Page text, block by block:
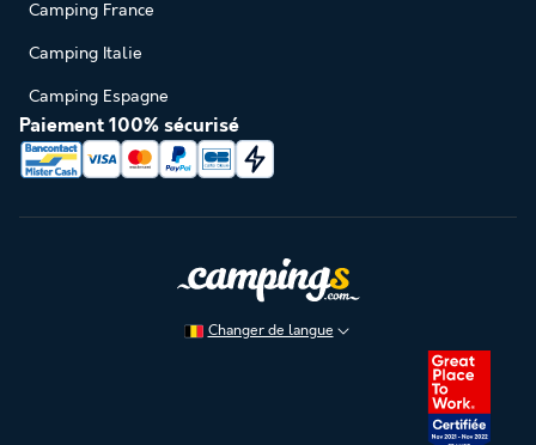
Camping France
Camping Italie
Camping Espagne
Paiement 100% sécurisé
Changer de langue